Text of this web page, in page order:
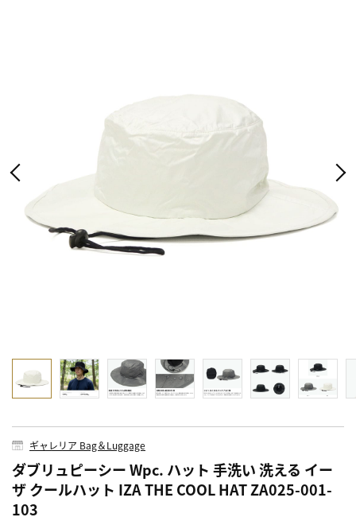
ギャレリア Bag＆Luggage
ダブリュピーシー Wpc. ハット 手洗い 洗える イー
ザ クールハット IZA THE COOL HAT ZA025-001-
103